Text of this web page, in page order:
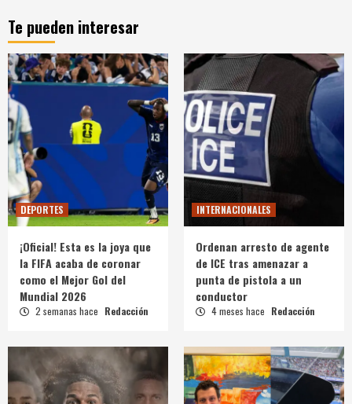
Te pueden interesar
DEPORTES
¡Oficial! Esta es la joya que
la FIFA acaba de coronar
como el Mejor Gol del
Mundial 2026
2 semanas hace Redacción
INTERNACIONALES
Ordenan arresto de agente
de ICE tras amenazar a
punta de pistola a un
conductor
4 meses hace Redacción